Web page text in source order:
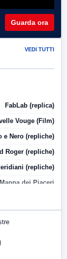
Guarda ora
VEDI TUTTI
FabLab (replica)
Vouge (Film)
e Nero (repliche)
Roger (repliche)
(repliche)
dei Piaceri